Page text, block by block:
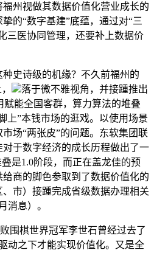
州视做其数据价值化营业成长的
的“数字基建”底蕴，通过对“三
三医协同管理，还要补上数据价
史诗级的机缘？不久前福州的
落于微不雅视角，并接踵推出
赋能全国客群，算力算法的堆叠
上”本钱市场的逛戏。以使用场景
场“两张皮”的问题。东软集团联
于数字经济的成长历程做出了一
是1.0阶段，而正在盖龙佳的预
商的脚色参取到了数据价值化的
市）接踵完成省级数据办理相关
消息）。
棋世界冠军李世石曾经过去了
动之下才能实现价值化。又是全